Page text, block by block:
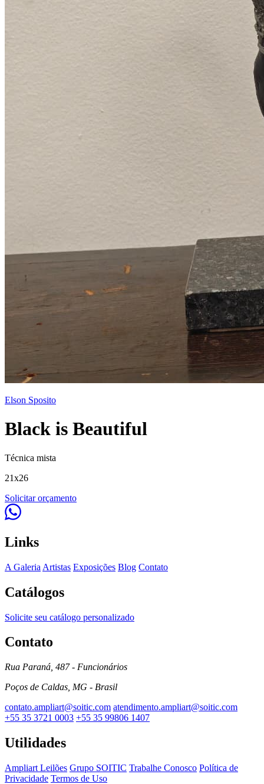
Elson Sposito
Black is Beautiful
Técnica mista
21x26
Solicitar orçamento
Links
A Galeria Artistas Exposições Blog Contato
Catálogos
Solicite seu catálogo personalizado
Contato
Rua Paraná, 487 - Funcionários
Poços de Caldas, MG - Brasil
contato.ampliart@soitic.com atendimento.ampliart@soitic.com
+55 35 3721 0003 +55 35 99806 1407
Utilidades
Ampliart Leilões Grupo SOITIC Trabalhe Conosco Política de
Privacidade Termos de Uso